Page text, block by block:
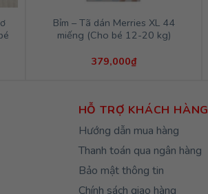
Bỉm – Tã dán Merries XL 44
miếng (Cho bé 12-20 kg)
379,000₫
HỖ TRỢ KHÁCH HÀNG
Hướng dẫn mua hàng
Thanh toán qua ngân hàng
Bảo mật thông tin
Chính sách giao hàng